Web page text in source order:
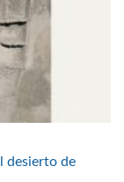
desierto de